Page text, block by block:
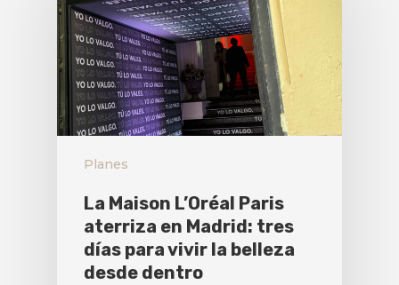
Planes
La Maison L’Oréal Paris
aterriza en Madrid: tres
días para vivir la belleza
desde dentro